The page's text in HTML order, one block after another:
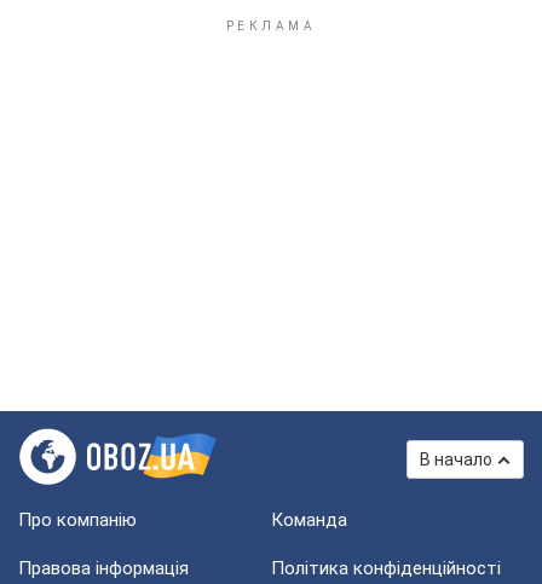
В начало
Про компанію Команда
Правова інформація Політика конфіденційності